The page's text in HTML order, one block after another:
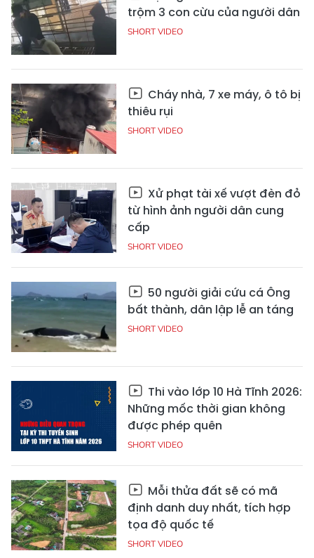
trộm 3 con cừu của người dân
SHORT VIDEO
Cháy nhà, 7 xe máy, ô tô bị
thiêu rụi
SHORT VIDEO
Xử phạt tài xế vượt đèn đỏ
từ hình ảnh người dân cung
cấp
SHORT VIDEO
50 người giải cứu cá Ông
bất thành, dân lập lễ an táng
SHORT VIDEO
Thi vào lớp 10 Hà Tĩnh 2026:
Những mốc thời gian không
được phép quên
SHORT VIDEO
Mỗi thửa đất sẽ có mã
định danh duy nhất, tích hợp
tọa độ quốc tế
SHORT VIDEO